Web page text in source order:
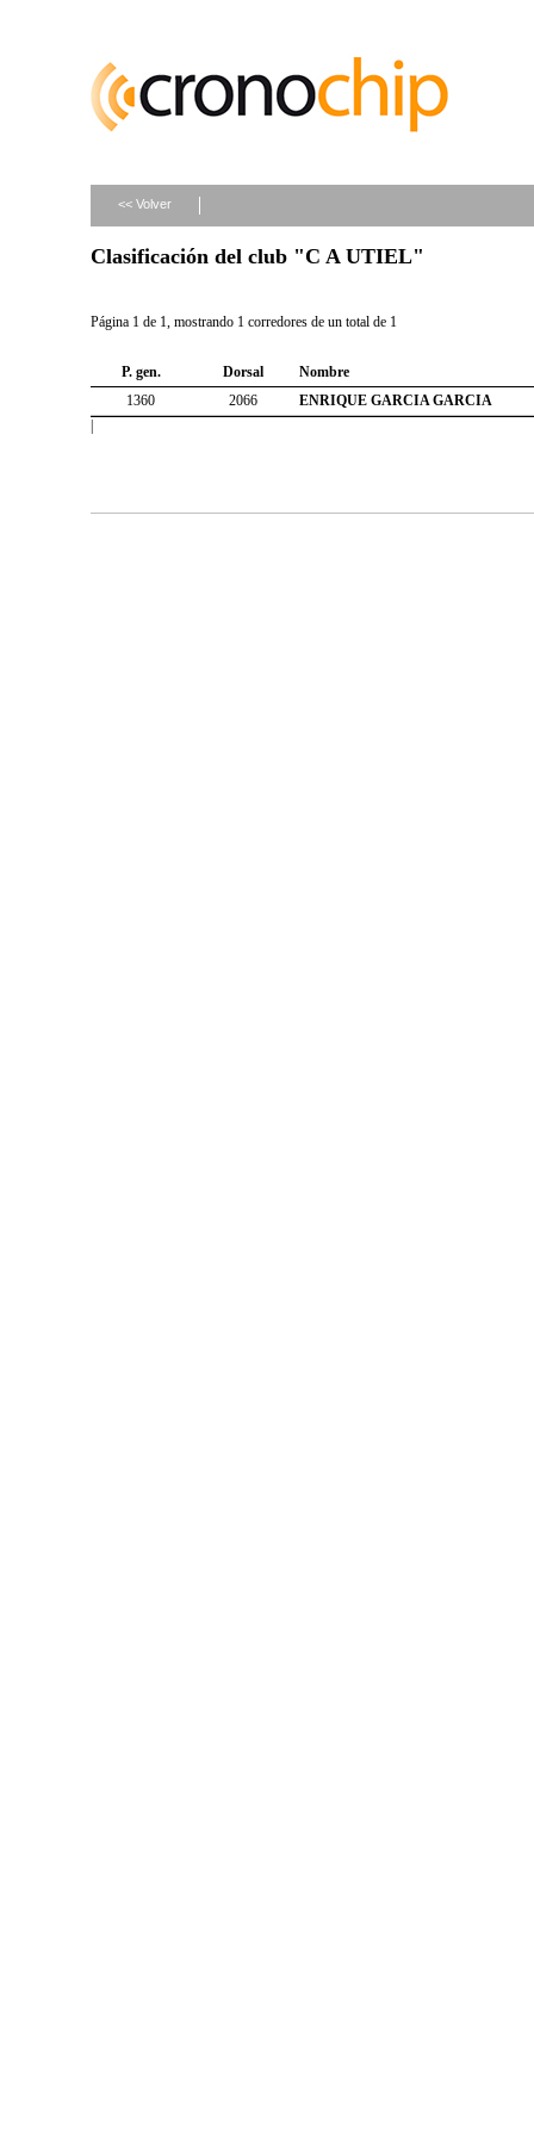
<< Volver
Clasificación del club "C A UTIEL"
Página 1 de 1, mostrando 1 corredores de un total de 1
P. gen. Dorsal
Nombre
1360
2066
ENRIQUE GARCIA GARCIA
|